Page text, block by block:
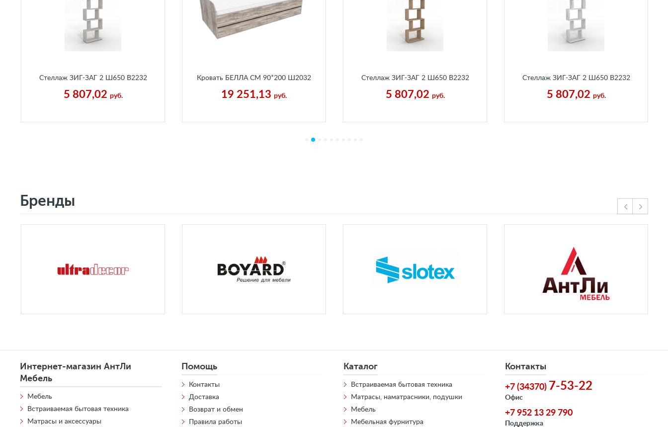
Стеллаж ЗИГ-ЗАГ 2 Ш650 В2232
5 807,02 руб.
Кровать БЕЛЛА СМ 90*200 Ш2032
19 251,13 руб.
Стеллаж ЗИГ-ЗАГ 2 Ш650 В2232
5 807,02 руб.
Стеллаж ЗИГ-ЗАГ 2 Ш650 В2232
5 807,02 руб.
Бренды
Интернет-магазин АнтЛи
Мебель
Мебель
Встраиваемая бытовая техника
Матрасы и аксессуары
Помощь
Контакты
Доставка
Возврат и обмен
Правила работы
Контакты
+7 (34370) 7-53-22
Офис
+7 952 13 29 790
Поддержка
Каталог
Встраиваемая бытовая техника
Матрасы, наматрасники, подушки
Мебель
Мебельная фурнитура